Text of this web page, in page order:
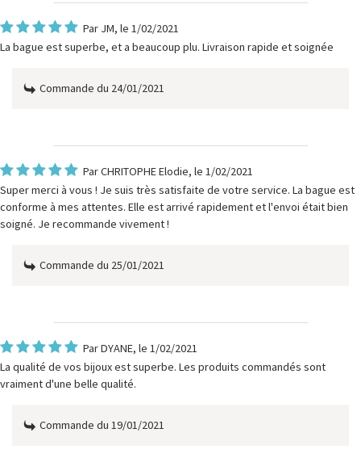
Par JM, le 1/02/2021
La bague est superbe, et a beaucoup plu. Livraison rapide et soignée
Commande du 24/01/2021
ParCHRITOPHE Elodie, le 1/02/2021
Super merci à vous ! Je suis très satisfaite de votre service. La bague est
conforme à mes attentes. Elle est arrivé rapidement et l'envoi était bien
soigné. Je recommande vivement !
Commande du 25/01/2021
ParDYANE, le 1/02/2021
La qualité de vos bijoux est superbe. Les produits commandés sont
vraiment d'une belle qualité.
Commande du 19/01/2021